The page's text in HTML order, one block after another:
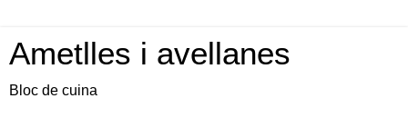
Ametlles i avellanes
Bloc de cuina